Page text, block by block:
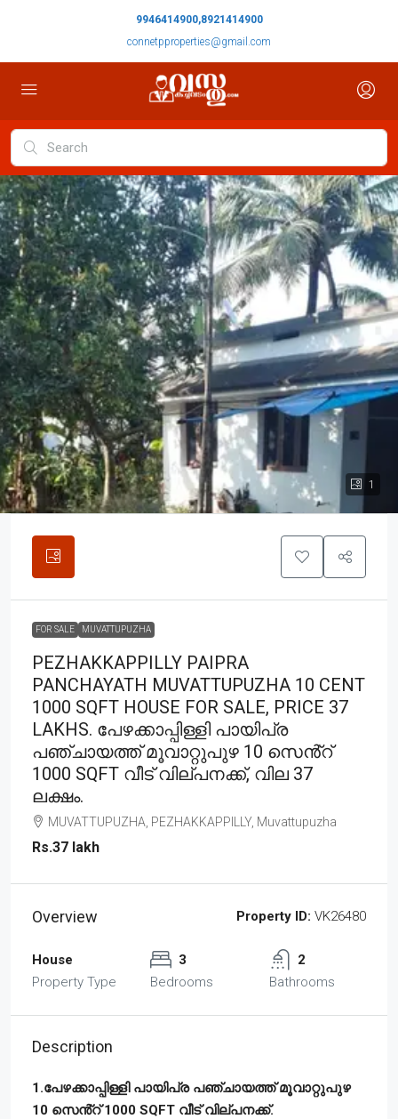
9946414900,8921414900
connetpproperties@gmail.com
1
FOR SALE MUVATTUPUZHA
PEZHAKKAPPILLY PAIPRA
PANCHAYATH MUVATTUPUZHA 10 CENT
1000 SQFT HOUSE FOR SALE, PRICE 37
LAKHS. പേഴക്കാപ്പിള്ളി പായിപ്ര
പഞ്ചായത്ത്‌ മൂവാറ്റുപുഴ 10 സെൻ്റ്
1000 SQFT വീട് വില്പനക്ക്, വില 37
ലക്ഷം.
MUVATTUPUZHA, PEZHAKKAPPILLY, Muvattupuzha
Rs.37 lakh
Overview Property ID: VK26480
House
Property Type
3
Bedrooms
2
Bathrooms
Description
1.പേഴക്കാപ്പിള്ളി പായിപ്ര പഞ്ചായത്ത്‌ മൂവാറ്റുപുഴ
10 സെൻ്റ് 1000 SQFT വീട് വില്പനക്ക്.